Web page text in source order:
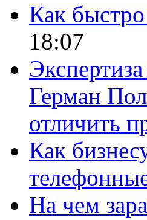
Как
18:07
Герман
отличить
Как
На чем